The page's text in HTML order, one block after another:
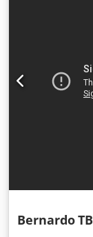
Bernardo